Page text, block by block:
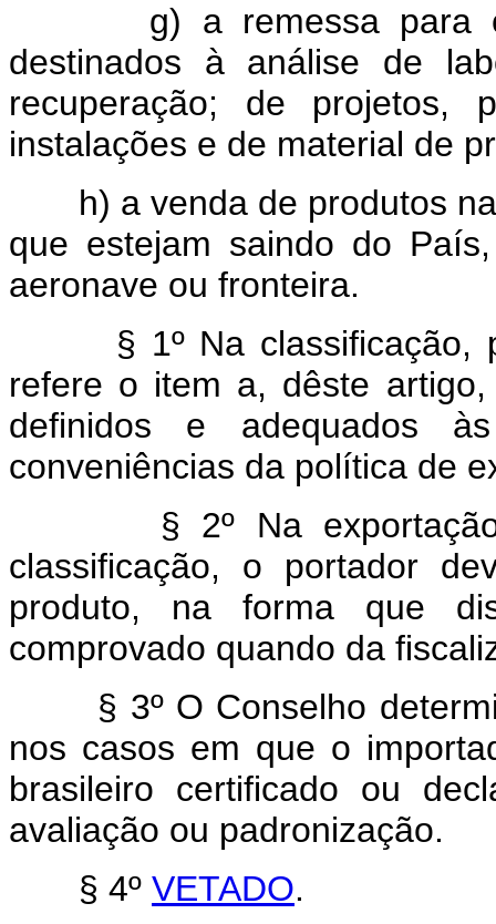
g) a remessa para o
destinados à análise de
recuperação; de projetos,
instalações e de material de
h) a venda de produtos
que estejam saindo do
aeronave ou fronteira.
§ 1º Na classificação,
refere o item a, dêste
definidos e adequados
conveniências da política de
§ 2º Na exportação
classificação, o portador
produto, na forma que
comprovado quando da
§ 3º O Conselho
nos casos em que o
brasileiro certificado ou
avaliação ou padronização.
§ 4º VETADO.